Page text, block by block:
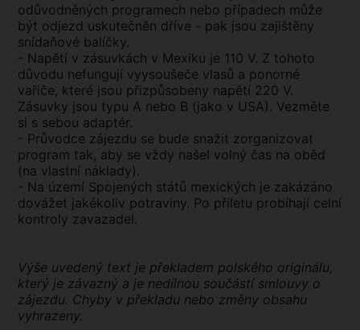
odůvodněných programech nebo případech může
být odjezd uskutečněn dříve - pak jsou zajištěny
snídaňové balíčky.
- Napětí v zásuvkách v Mexiku je 110 V. Z tohoto
důvodu nefungují vyysoušeče vlasů a ponorné
vařiče, které jsou přizpůsobeny napětí 220 V.
Zásuvky jsou typu A nebo B (jako v USA). Vezměte
si s sebou adaptér.
- Průvodce zájezdu se bude snažit zorganizovat
program tak, aby se vždy našel volný čas na oběd
(na vlastní náklady).
- Na území Spojených států mexických je zakázáno
dovážet jakékoliv potraviny. Po příletu probíhají celní
kontroly zavazadel.
Výše uvedený text je překladem polského originálu,
který je závazný a je nedílnou součástí smlouvy o
zájezdu. Chyby v překladu nebo změny obsahu
vyhrazeny.